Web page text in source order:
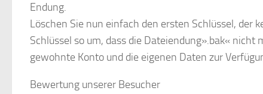
Endung.
Löschen Sie nun einfach den ersten Schlüssel,
Schlüssel so um, dass die Dateiendung».bak«
gewohnte Konto und die eigenen Daten zur
Bewertung unserer Besucher